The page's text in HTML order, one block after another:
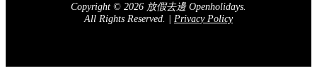
Copyright © 2026 放假去邊 Openholidays.
All Rights Reserved.
Privacy Policy